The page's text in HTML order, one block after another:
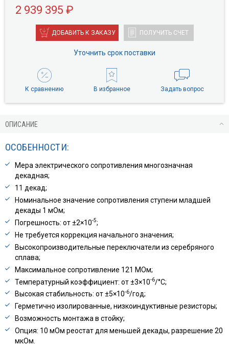
2 939 395 ₽
ДОБАВИТЬ К ЗАКАЗУ ПОЛУЧИТЬ СЧЕТ
Уточнить срок поставки
К сравнению В избранное Задать вопрос
ОПИСАНИЕ
ОСОБЕННОСТИ:
Мера электрического сопротивления многозначная
декадная;
11 декад;
Номинальное значение сопротивления ступени младшей
декады 1 мОм;
Погрешность: от ±2×10-5;
Не требуется коррекция начального значения;
Высокопроизводительные переключатели из серебряного
сплава;
Максимальное сопротивление 121 МОм;
Температурный коэффициент: от ±3×10-6/°С;
Высокая стабильность: от ±5×10-6/год;
Герметично изолированные, низкоиндуктивные резисторы;
Возможность монтажа в стойку;
Опция: 10 мОм реостат для меньшей декады, разрешение 20
мкОм.